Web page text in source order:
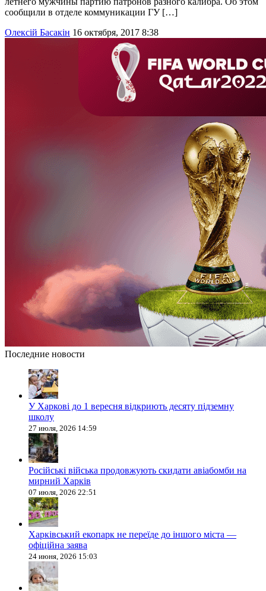
сообщили в отделе коммуникации ГУ […]
Олексій Басакін 16 октября, 2017 8:38
Последние новости
У Харкові до 1 вересня відкриють десяту підземну
школу
27 июля, 2026 14:59
Російські війська продовжують скидати авіабомби на
мирний Харків
07 июля, 2026 22:51
Харківський екопарк не переїде до іншого міста —
офіційна заява
24 июня, 2026 15:03